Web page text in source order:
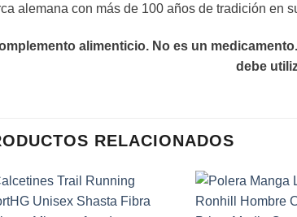
alemana con más de 100 años de tradición en
alimenticio. No es un
debe
RELACIONADOS